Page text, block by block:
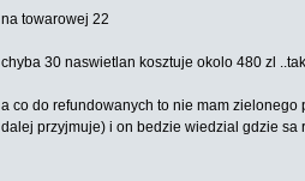
na towarowej 22
chyba 30 naswietlan kosztuje okolo 480 zl
a co do refundowanych to nie mam
dalej przyjmuje) i on bedzie wiedzial gdzie sa